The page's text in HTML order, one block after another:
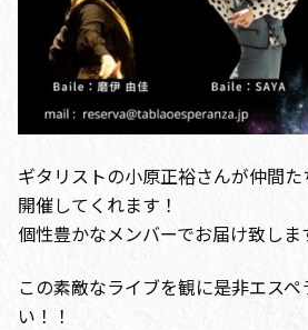
ギタリストの小原正裕さんが仲間
開催してくれます！
個性豊かなメンバーでお届け致しま
この素敵なライブを観に是非エス
い！！